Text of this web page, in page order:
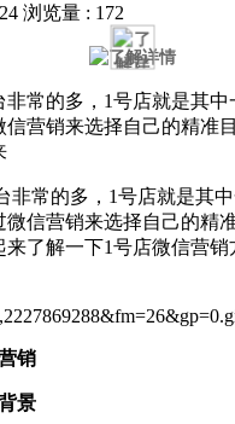
浏览量 : 172
非常的多，1号店就是其中
信营销来选择自己的精准
非常的多，1号店就是其
微信营销来选择自己的精
来了解一下1号店微信营销
销
景